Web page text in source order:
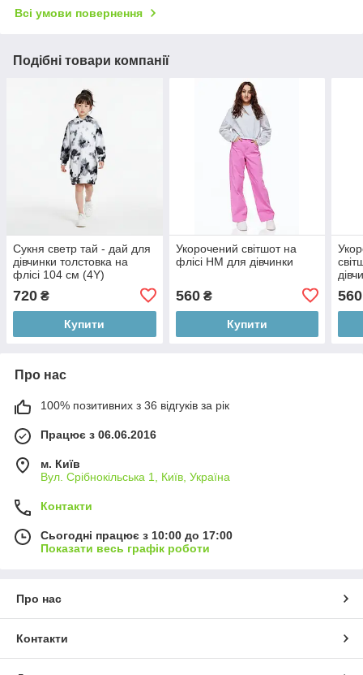
Всі умови повернення
Подібні товари компанії
Сукня светр тай - дай для
дівчинки толстовка на
флісі 104 см (4Y)
720 ₴
Купити
Укорочений світшот на
флісі НМ для дівчинки
560₴
Купити
560
Про нас
100% позитивних з 36 відгуків за рік
Працює з 06.06.2016
м. Київ
Вул. Срібнокільська 1, Київ, Україна
Контакти
Сьогодні працює з 10:00 до 17:00
Показати весь графік роботи
Про нас
Контакти